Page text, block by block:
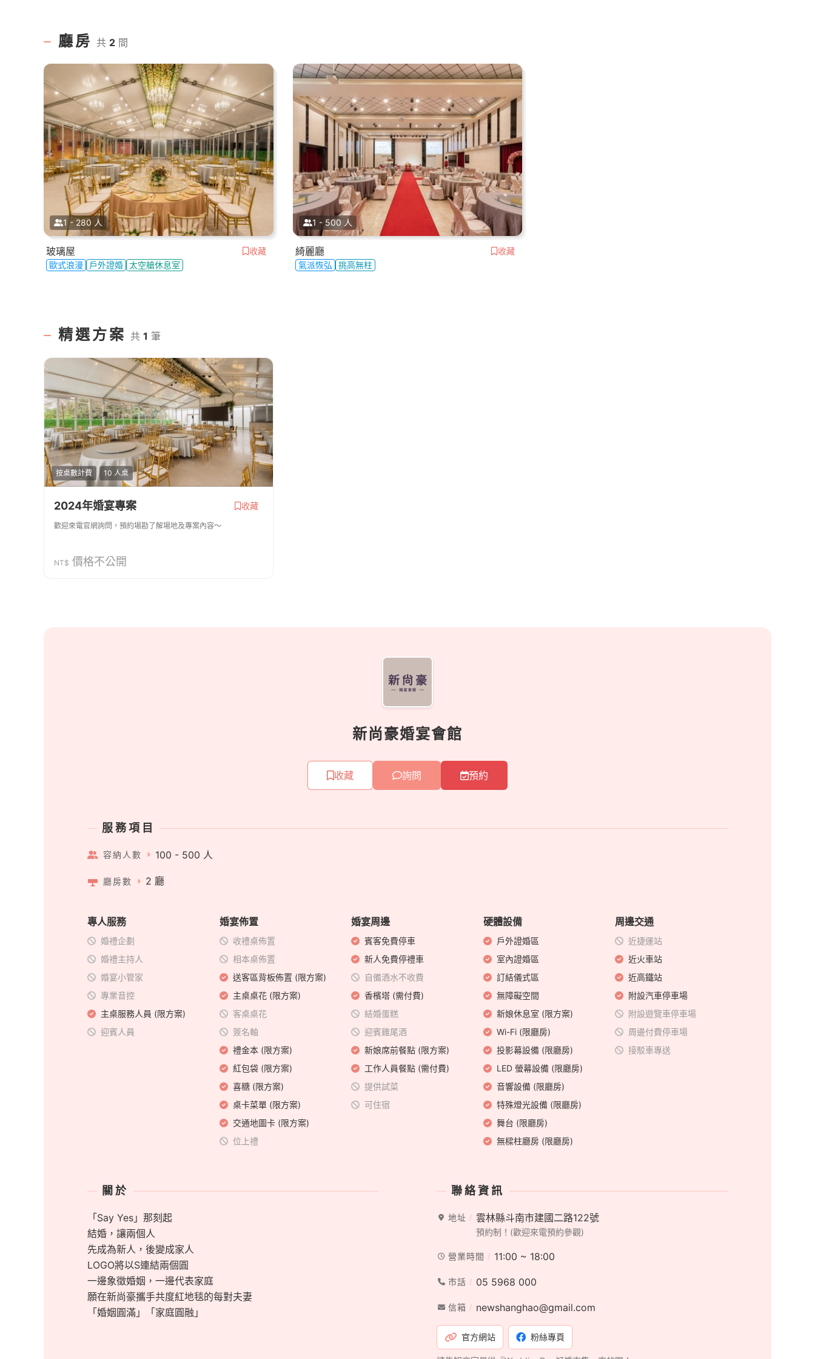
廳房 共 2 間
1 - 280 人
玻璃屋
收藏
歐式浪漫
戶外證婚 太空艙休息室
1 - 500 人
綺麗廳
收藏
氣派恢弘
挑高無柱
精選方案 共 1 筆
按桌數計費 10 人桌
2024年婚宴專案 收藏
歡迎來電官網詢問，預約場勘了解場地及專案內容～
NT$ 價格不公開
新尚豪婚宴會館
收藏 詢問 預約
服務項目
容納人數 100 - 500 人
廳房數 2 廳
專人服務
婚禮企劃
婚禮主持人
婚宴小管家
專業音控
主桌服務人員 (限方案)
迎賓人員
婚宴佈置
收禮桌佈置
相本桌佈置
送客區背板佈置 (限方案)
主桌桌花 (限方案)
客桌桌花
簽名軸
禮金本 (限方案)
紅包袋 (限方案)
喜糖 (限方案)
桌卡菜單 (限方案)
交通地圖卡 (限方案)
位上禮
婚宴周邊
賓客免費停車
新人免費停禮車
自備酒水不收費
香檳塔 (需付費)
結婚蛋糕
迎賓雞尾酒
新娘席前餐點 (限方案)
工作人員餐點 (需付費)
提供試菜
可住宿
硬體設備
戶外證婚區
室內證婚區
訂結儀式區
無障礙空間
新娘休息室 (限方案)
Wi-Fi (限廳房)
投影幕設備 (限廳房)
LED 螢幕設備 (限廳房)
音響設備 (限廳房)
特殊燈光設備 (限廳房)
舞台 (限廳房)
無樑柱廳房 (限廳房)
周邊交通
近捷運站
近火車站
近高鐵站
附設汽車停車場
附設遊覽車停車場
周邊付費停車場
接駁車專送
關於
「Say Yes」那刻起
結婚，讓兩個人
先成為新人，後變成家人
LOGO將以S連結兩個圓
一邊象徵婚姻，一邊代表家庭
願在新尚豪攜手共度紅地毯的每對夫妻
「婚姻圓滿」「家庭圓融」
聯絡資訊
地址 雲林縣斗南市建國二路122號
預約制！(歡迎來電預約參觀)
營業時間 11:00 ~ 18:00
市話 05 5968 000
信箱 newshanghao@gmail.com
官方網站 粉絲專頁